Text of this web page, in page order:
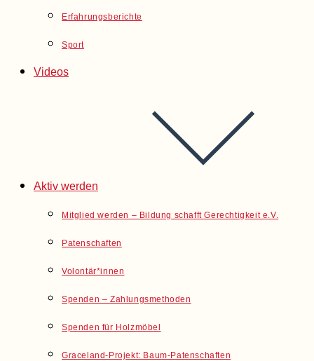
Erfahrungsberichte
Sport
Videos
Aktiv werden
Mitglied werden – Bildung schafft Gerechtigkeit e.V.
Patenschaften
Volontär*innen
Spenden – Zahlungsmethoden
Spenden für Holzmöbel
Graceland-Projekt: Baum-Patenschaften